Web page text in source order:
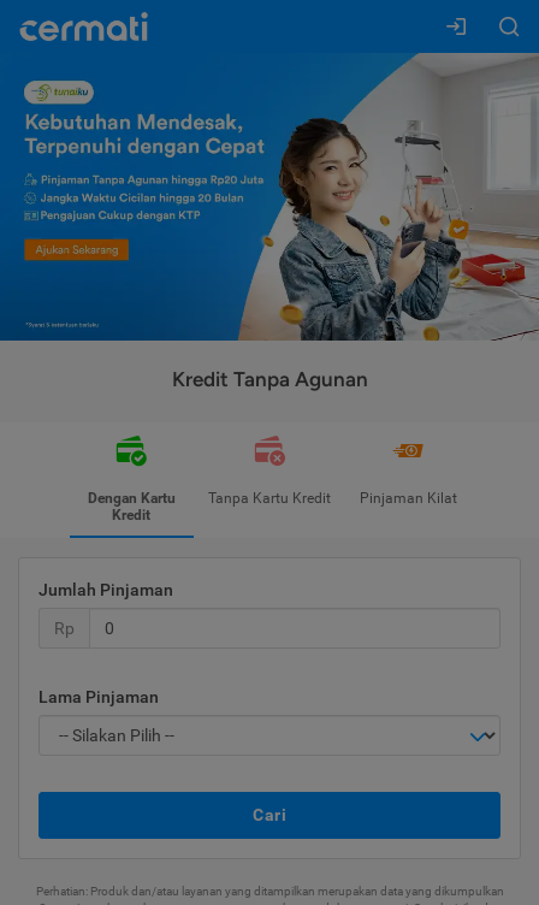
Kredit Tanpa Agunan
Dengan Kartu
Kredit
Tanpa Kartu Kredit Pinjaman Kilat
Jumlah Pinjaman
Rp
Lama Pinjaman
Cari
Perhatian: Produk dan/atau layanan yang ditampilkan merupakan data yang dikumpulkan